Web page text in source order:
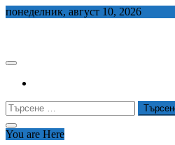
Skip
понеделник, август 10, 2026
Търсене
за:
You are Here